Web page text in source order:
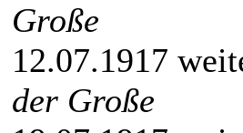
Große
12.07.1917
der Große